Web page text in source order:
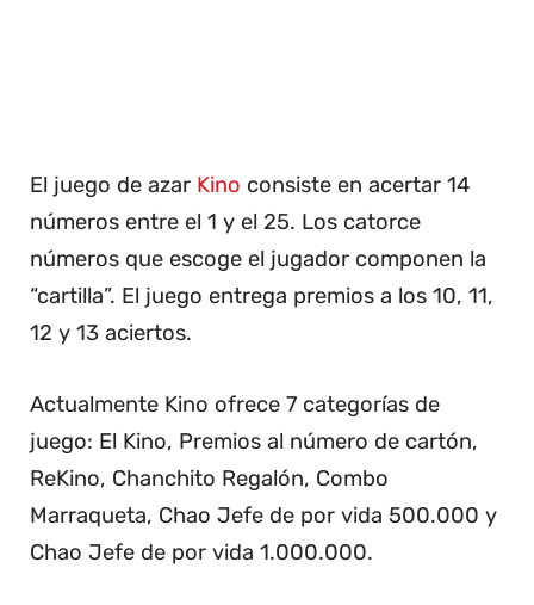
El juego de azar Kino consiste en acertar 14
números entre el 1 y el 25. Los catorce
números que escoge el jugador componen la
“cartilla”. El juego entrega premios a los 10, 11,
12 y 13 aciertos.
Actualmente Kino ofrece 7 categorías de
juego: El Kino, Premios al número de cartón,
ReKino, Chanchito Regalón, Combo
Marraqueta, Chao Jefe de por vida 500.000 y
Chao Jefe de por vida 1.000.000.